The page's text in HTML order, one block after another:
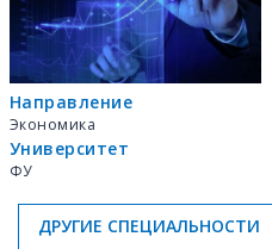
Направление
Экономика
Университет
ФУ
ДРУГИЕ СПЕЦИАЛЬНОСТИ